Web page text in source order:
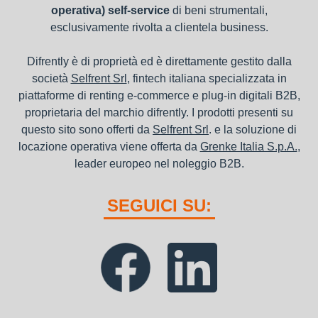
operativa) self-servicedi beni strumentali,
esclusivamente rivolta a clientela business.
Difrently è di proprietà ed è direttamente gestito dalla
società Selfrent Srl , fintech italiana specializzata in
piattaforme di renting e-commerce e plug-in digitali B2B,
proprietaria del marchio difrently. I prodotti presenti su
questo sito sono offerti da Selfrent Srl . e la soluzione di
locazione operativa viene offerta da Grenke Italia S.p.A.,
leader europeo nel noleggio B2B.
SEGUICI SU: